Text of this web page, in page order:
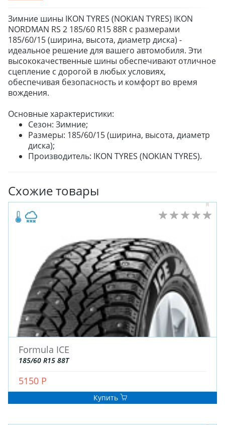
ЗИМНИЕ
ЛЕТНИЕ
ВСЕСЕЗОННЫЕ
ДЛЯ ГРУЗОВЫХ АВТО
Зимние шины IKON TYRES (NOKIAN TYRES) IKON
NORDMAN RS 2 185/60 R15 88R с размерами
185/60/15 (ширина, высота, диаметр диска) -
идеальное решение для вашего автомобиля. Эти
высококачественные шины обеспечивают отличное
сцепление с дорогой в любых условиях,
обеспечивая безопасность и комфорт во время
вождения.
Основные характеристики:
Сезон: Зимние;
Размеры: 185/60/15 (ширина, высота, диаметр
диска);
Производитель: IKON TYRES (NOKIAN TYRES).
Схожие товары
Formula ICE
185/60 R15 88T
5150 Р
Купить